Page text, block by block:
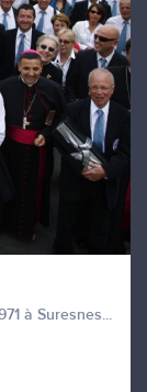
à Suresnes...